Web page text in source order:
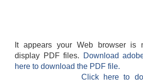
It appears your Web browser is
display PDF files.
Download
here to download the PDF file.
Click here to